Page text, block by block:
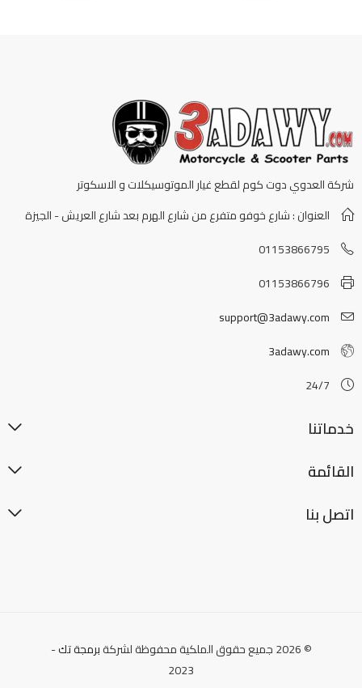
شركة العدوي دوت كوم لقطع غيار الموتوسيكلات و الاسكوتر
العنوان : شارع خوفو متفرع من شارع الهرم بعد شارع العريش - الجيزة
01153866795
01153866796
support@3adawy.com
3adawy.com
24/7
خدماتنا
القائمة
اتصل بنا
© 2026 جميع حقوق الملكية محفوظة لشركة برمجة تك-
2023